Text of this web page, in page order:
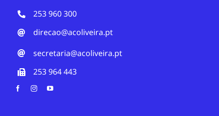
253 960 300
direcao@acoliveira.pt
secretaria@acoliveira.pt
253 964 443